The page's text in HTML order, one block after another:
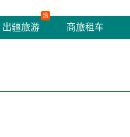
出疆旅游
热
商旅租车